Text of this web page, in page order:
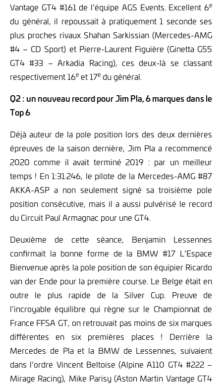
Vantage GT4 #161 de l’équipe AGS Events. Excellent 6e
du général, il repoussait à pratiquement 1 seconde ses
plus proches rivaux Shahan Sarkissian (Mercedes-AMG
#4 – CD Sport) et Pierre-Laurent Figuière (Ginetta G55
GT4 #33 – Arkadia Racing), ces deux-là se classant
respectivement 16e et 17e du général.
Q2 : un nouveau record pour Jim Pla, 6 marques dans le
Top 6
Déjà auteur de la pole position lors des deux dernières
épreuves de la saison dernière, Jim Pla a recommencé
2020 comme il avait terminé 2019 : par un meilleur
temps ! En 1:31.246, le pilote de la Mercedes-AMG #87
AKKA-ASP a non seulement signé sa troisième pole
position consécutive, mais il a aussi pulvérisé le record
du Circuit Paul Armagnac pour une GT4.
Deuxième de cette séance, Benjamin Lessennes
confirmait la bonne forme de la BMW #17 L’Espace
Bienvenue après la pole position de son équipier Ricardo
van der Ende pour la première course. Le Belge était en
outre le plus rapide de la Silver Cup. Preuve de
l’incroyable équilibre qui règne sur le Championnat de
France FFSA GT, on retrouvait pas moins de six marques
différentes en six premières places ! Derrière la
Mercedes de Pla et la BMW de Lessennes, suivaient
dans l’ordre Vincent Beltoise (Alpine A110 GT4 #222 –
Mirage Racing), Mike Parisy (Aston Martin Vantage GT4